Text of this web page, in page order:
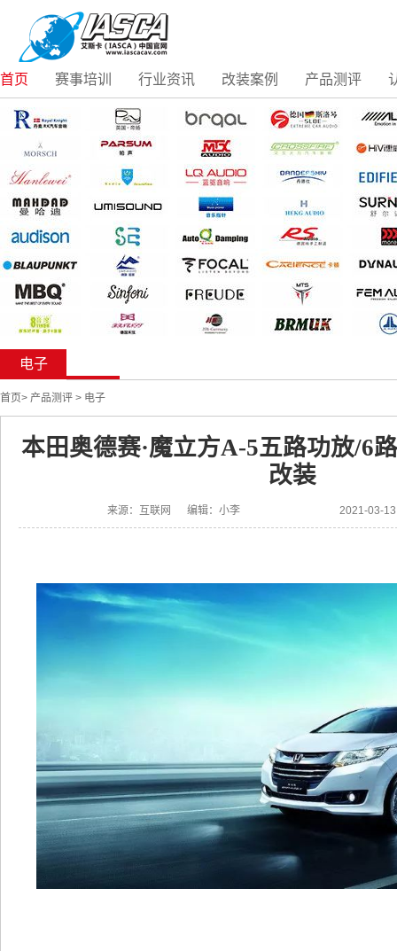
首页 赛事培训 行业资讯 改装案例 产品测评
电子
首页> 产品测评 > 电子
本田奥德赛·魔立方A-5五路功放/6
改装
来源：互联网 编辑：小李 2021-03-